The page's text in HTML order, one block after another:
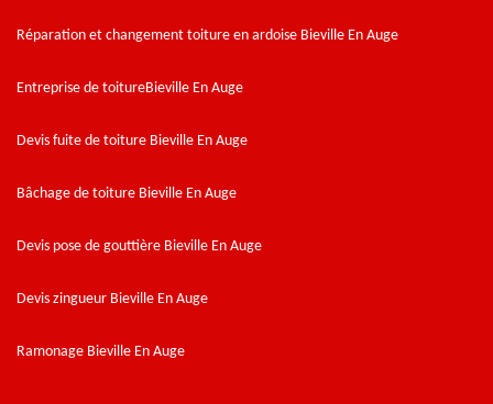
Réparation et changement toiture en ardoise Bieville En Auge
Entreprise de toitureBieville En Auge
Devis fuite de toiture Bieville En Auge
Bâchage de toiture Bieville En Auge
Devis pose de gouttière Bieville En Auge
Devis zingueur Bieville En Auge
Ramonage Bieville En Auge